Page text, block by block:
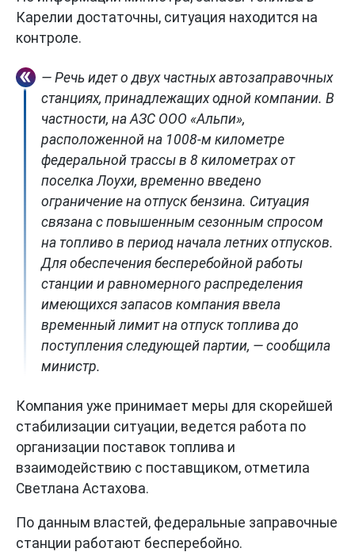
Карелии достаточны, ситуация находится на
контроле.
— Речь идет о двух частных автозаправочных
станциях, принадлежащих одной компании. В
частности, на АЗС ООО «Альпи»,
расположенной на 1008-м километре
федеральной трассы в 8 километрах от
поселка Лоухи, временно введено
ограничение на отпуск бензина. Ситуация
связана с повышенным сезонным спросом
на топливо в период начала летних отпусков.
Для обеспечения бесперебойной работы
станции и равномерного распределения
имеющихся запасов компания ввела
временный лимит на отпуск топлива до
поступления следующей партии, — сообщила
министр.
Компания уже принимает меры для скорейшей
стабилизации ситуации, ведется работа по
организации поставок топлива и
взаимодействию с поставщиком, отметила
Светлана Астахова.
По данным властей, федеральные заправочные
станции работают бесперебойно.